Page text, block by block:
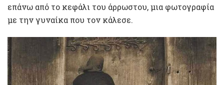
επάνω από το κεφάλι του άρρωστου, μια φωτογραφία
με την γυναίκα που τον κάλεσε.